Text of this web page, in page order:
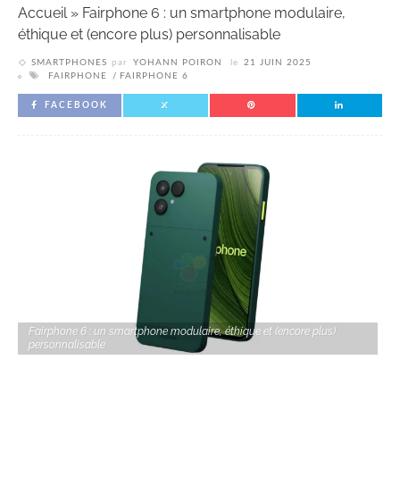
Accueil» Fairphone 6 : un smartphone modulaire,
éthique et (encore plus) personnalisable
SMARTPHONES par YOHANN POIRON le
21 JUIN 2025
FAIRPHONE
FAIRPHONE 6
FACEBOOK
Fairphone 6 : un smartphone modulaire, éthique et (encore plus)
personnalisable